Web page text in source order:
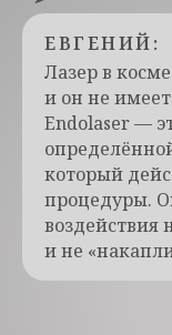
ЕВГЕНИЙ:
Лазер в
и он не
Endolaser —
который
процедуры.
воздействия
и не